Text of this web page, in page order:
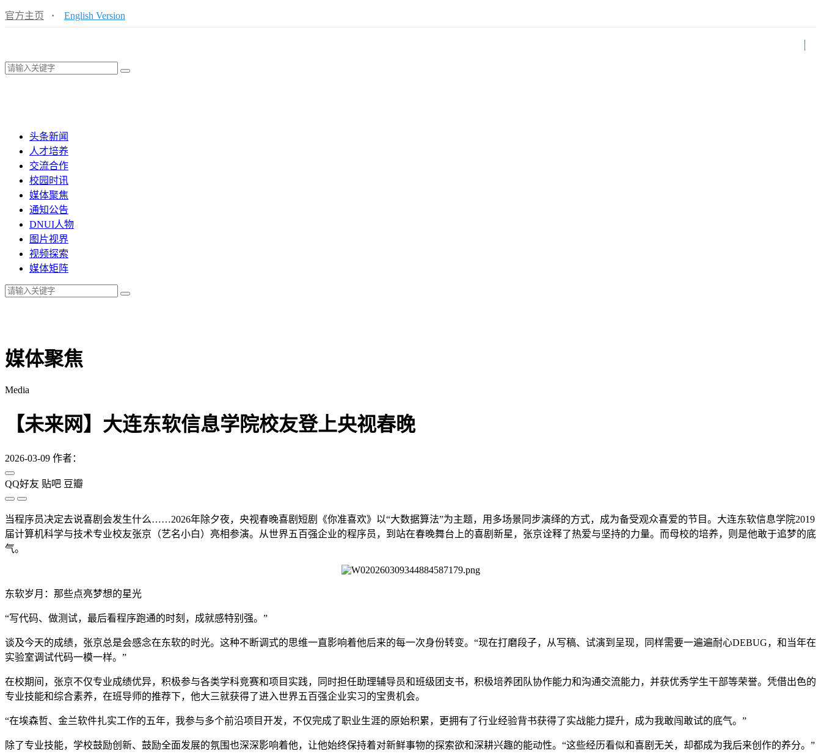
官方主页 · English Version
头条新闻
人才培养
交流合作
校园时讯
媒体聚焦
通知公告
DNUI人物
图片视界
视频探索
媒体矩阵
媒体聚焦
Media
【未来网】大连东软信息学院校友登上央视春晚
2026-03-09 作者：
QQ好友 贴吧 豆瓣
当程序员决定去说喜剧会发生什么……2026年除夕夜，央视春晚喜剧短剧《你准喜欢》以“大数据算法”为主题，用多场景同步演绎的方式，成为备受观众喜爱的节目。大连东软信息学院2019
届计算机科学与技术专业校友张京（艺名小白）亮相参演。从世界五百强企业的程序员，到站在春晚舞台上的喜剧新星，张京诠释了热爱与坚持的力量。而母校的培养，则是他敢于追梦的底
气。
东软岁月：那些点亮梦想的星光
“写代码、做测试，最后看程序跑通的时刻，成就感特别强。”
谈及今天的成绩，张京总是会感念在东软的时光。这种不断调式的思维一直影响着他后来的每一次身份转变。“现在打磨段子，从写稿、试演到呈现，同样需要一遍遍耐心DEBUG，和当年在
实验室调试代码一模一样。”
在校期间，张京不仅专业成绩优异，积极参与各类学科竞赛和项目实践，同时担任助理辅导员和班级团支书，积极培养团队协作能力和沟通交流能力，并获优秀学生干部等荣誉。凭借出色的
专业技能和综合素养，在班导师的推荐下，他大三就获得了进入世界五百强企业实习的宝贵机会。
“在埃森哲、金兰软件扎实工作的五年，我参与多个前沿项目开发，不仅完成了职业生涯的原始积累，更拥有了行业经验背书获得了实战能力提升，成为我敢闯敢试的底气。”
除了专业技能，学校鼓励创新、鼓励全面发展的氛围也深深影响着他，让他始终保持着对新鲜事物的探索欲和深耕兴趣的能动性。“这些经历看似和喜剧无关，却都成为我后来创作的养分。”